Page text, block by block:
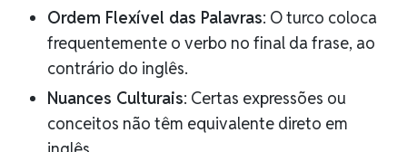
Ordem Flexível das Palavras: O turco coloca
frequentemente o verbo no final da frase, ao
contrário do inglês.
Nuances Culturais: Certas expressões ou
conceitos não têm equivalente direto em